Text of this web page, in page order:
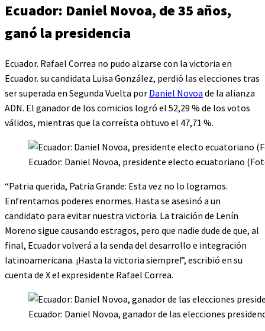
Ecuador: Daniel Novoa, de 35 años,
ganó la presidencia
Ecuador. Rafael Correa no pudo alzarse con la victoria en
Ecuador. su candidata Luisa González, perdió las elecciones tras
ser superada en Segunda Vuelta por Daniel Novoa de la alianza
ADN. El ganador de los comicios logró el 52,29 % de los votos
válidos, mientras que la correísta obtuvo el 47,71 %.
Ecuador: Daniel Novoa, presidente electo ecuatoriano
“Patria querida, Patria Grande: Esta vez no lo logramos.
Enfrentamos poderes enormes. Hasta se asesinó a un
candidato para evitar nuestra victoria. La traición de Lenín
Moreno sigue causando estragos, pero que nadie dude de que, al
final, Ecuador volverá a la senda del desarrollo e integración
latinoamericana. ¡Hasta la victoria siempre!”, escribió en su
cuenta de X el expresidente Rafael Correa.
Ecuador: Daniel Novoa, ganador de las elecciones